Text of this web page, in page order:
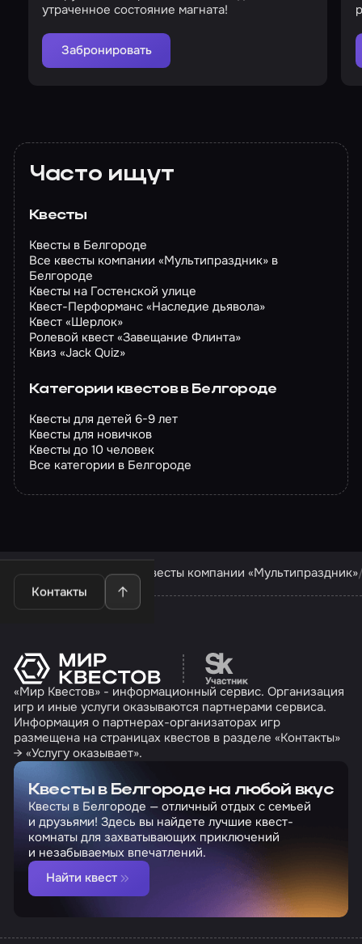
утраченное состояние магната!
Забронировать
Часто ищут
Квесты
Квесты в Белгороде
Все квесты компании «Мультипраздник» в
Белгороде
Квесты на Гостенской улице
Квест-Перформанс «Наследие дьявола»
Квест «Шерлок»
Ролевой квест «Завещание Флинта»
Квиз «Jack Quiz»
Категории квестов в Белгороде
Квесты для детей 6-9 лет
Квесты для новичков
Квесты до 10 человек
Все категории в Белгороде
Контакты
Квесты в Белгороде Квесты компании «Мультипраздник»
Перейти на сайт
«Мир Квестов» - информационный сервис. Организация
игр и иные услуги оказываются партнерами сервиса.
Информация о партнерах-организаторах игр
размещена на страницах квестов в разделе «Контакты»
→ «Услугу оказывает».
Квесты в Белгороде на любой вкус
Квесты в Белгороде — отличный отдых с семьей
и друзьями! Здесь вы найдете лучшие квест-
комнаты для захватывающих приключений
и незабываемых впечатлений.
Найти квест